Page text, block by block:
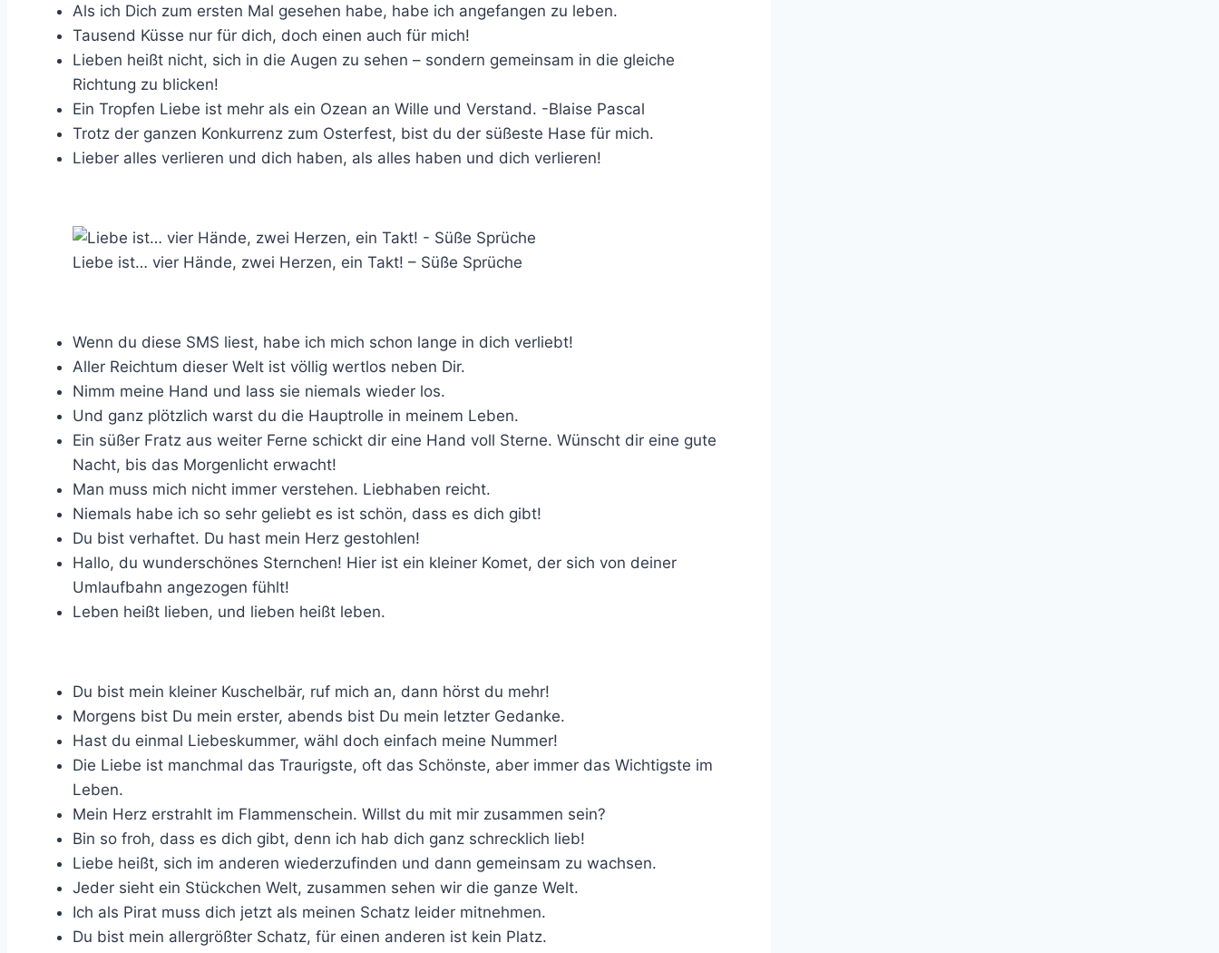
Als ich Dich zum ersten Mal gesehen habe, habe ich angefangen zu leben.
Tausend Küsse nur für dich, doch einen auch für mich!
Lieben heißt nicht, sich in die Augen zu sehen – sondern gemeinsam in die gleiche
Richtung zu blicken!
Ein Tropfen Liebe ist mehr als ein Ozean an Wille und Verstand. -Blaise Pascal
Trotz der ganzen Konkurrenz zum Osterfest, bist du der süßeste Hase für mich.
Lieber alles verlieren und dich haben, als alles haben und dich verlieren!
Liebe ist… vier Hände, zwei Herzen, ein Takt! – Süße Sprüche
Wenn du diese SMS liest, habe ich mich schon lange in dich verliebt!
Aller Reichtum dieser Welt ist völlig wertlos neben Dir.
Nimm meine Hand und lass sie niemals wieder los.
Und ganz plötzlich warst du die Hauptrolle in meinem Leben.
Ein süßer Fratz aus weiter Ferne schickt dir eine Hand voll Sterne. Wünscht dir eine gute
Nacht, bis das Morgenlicht erwacht!
Man muss mich nicht immer verstehen. Liebhaben reicht.
Niemals habe ich so sehr geliebt es ist schön, dass es dich gibt!
Du bist verhaftet. Du hast mein Herz gestohlen!
Hallo, du wunderschönes Sternchen! Hier ist ein kleiner Komet, der sich von deiner
Umlaufbahn angezogen fühlt!
Leben heißt lieben, und lieben heißt leben.
Du bist mein kleiner Kuschelbär, ruf mich an, dann hörst du mehr!
Morgens bist Du mein erster, abends bist Du mein letzter Gedanke.
Hast du einmal Liebeskummer, wähl doch einfach meine Nummer!
Die Liebe ist manchmal das Traurigste, oft das Schönste, aber immer das Wichtigste im
Leben.
Mein Herz erstrahlt im Flammenschein. Willst du mit mir zusammen sein?
Bin so froh, dass es dich gibt, denn ich hab dich ganz schrecklich lieb!
Liebe heißt, sich im anderen wiederzufinden und dann gemeinsam zu wachsen.
Jeder sieht ein Stückchen Welt, zusammen sehen wir die ganze Welt.
Ich als Pirat muss dich jetzt als meinen Schatz leider mitnehmen.
Du bist mein allergrößter Schatz, für einen anderen ist kein Platz.